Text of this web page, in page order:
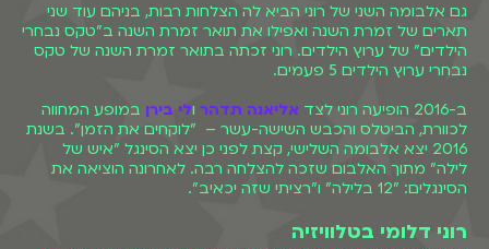
גם אלבומה השני של רוני הביא לה הצלחות רבות, בניהם עוד שני
תארים של זמרת השנה ואפילו את תואר זמרת השנה ב"טקס נבחרי
הילדים" של ערוץ הילדים. רוני זכתה בתואר זמרת השנה של טקס
נבחרי ערוץ הילדים 5 פעמים.
ב-2016 הופיעה רוני לצד
אליאנה תדהר ולי בירן במופע המחווה
לכוורת, הביטלס והכבש השישה-עשר – "לוקחים את הזמן". בשנת
2016 יצא אלבומה השלישי, קצת לפני כן יצא הסינגל "איש של
לילה" מתוך האלבום שזכה להצלחה רבה. לאחרונה הוציאה את
הסינגלים: "12 בלילה" ו"רציתי שזה יכאיב".
רוני דלומי בטלוויזיה